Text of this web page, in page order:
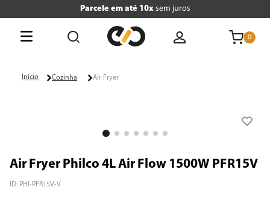
Parcele em até 10xsem juros
0
Cozinha Air Fryer
Air Fryer Philco 4L Air Flow 1500W PFR15V
ID: PHI-PFR15V-V